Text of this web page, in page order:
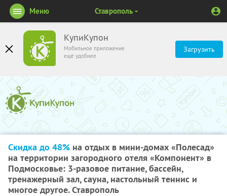
КупиКупон
Мобильное приложение
ещё удобнее
Загрузить
Меню Ставрополь
Скидка до 48% на отдых в мини-домах «Полесад»
на территории загородного отеля «Компонент» в
Подмосковье: 3-разовое питание, бассейн,
тренажерный зал, сауна, настольный теннис и
многое другое. Ставрополь